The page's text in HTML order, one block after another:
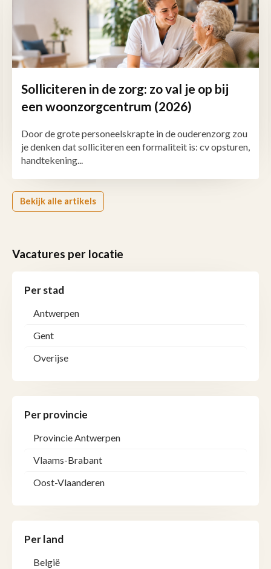
Solliciteren in de zorg: zo val je op bij
een woonzorgcentrum (2026)
Door de grote personeelskrapte in de ouderenzorg zou
je denken dat solliciteren een formaliteit is: cv opsturen,
handtekening...
Bekijk alle artikels
Vacatures per locatie
Per stad
Antwerpen
Gent
Overijse
Per provincie
Provincie Antwerpen
Vlaams-Brabant
Oost-Vlaanderen
Per land
België